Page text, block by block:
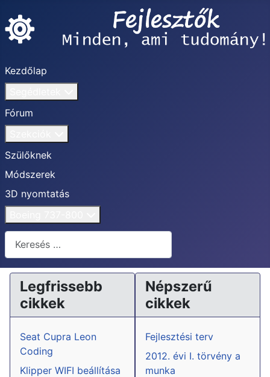
Kezdőlap
Fórum
Szülőknek
Módszerek
3D nyomtatás
Keresés...
Legfrissebb
cikkek
Seat Cupra Leon
Coding
Klipper WIFI beállítása
Népszerű
cikkek
Fejlesztési terv
2012. évi I. törvény a
munka